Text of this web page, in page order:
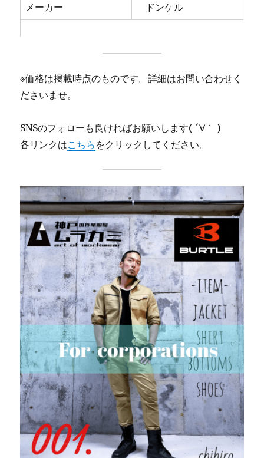
メーカー ドンケル
※価格は掲載時点のものです。詳細はお問い合わせく
ださいませ。
SNSのフォローも良ければお願いします( ´∀｀ )
各リンクはこちら をクリックしてください。